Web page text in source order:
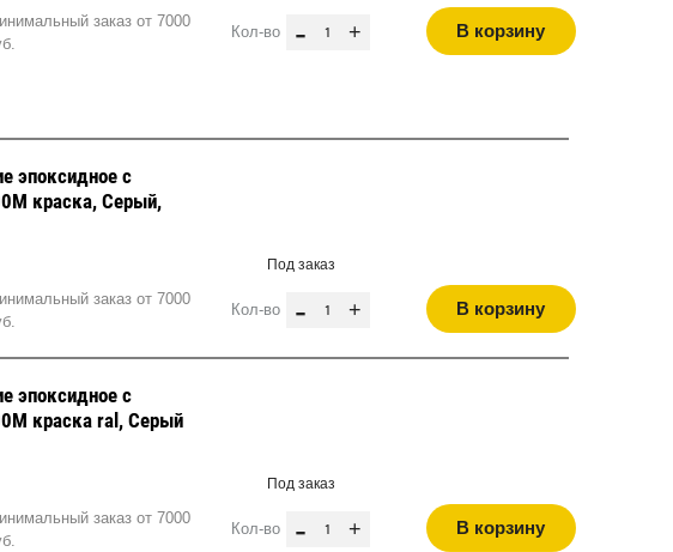
заказ от 7000
Кол-во - + В корзину
эпоксидное с
краска, Серый,
заказ от 7000
Под заказ
Кол-во - + В корзину
эпоксидное с
краска ral, Серый
заказ от 7000
Под заказ
Кол-во - + В корзину